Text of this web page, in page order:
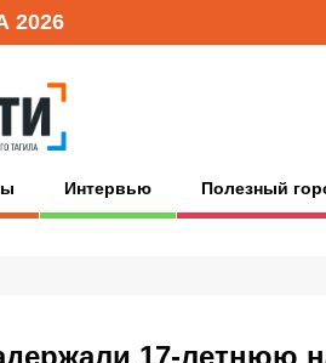
2026
Интервью Полезный
17-летнюю